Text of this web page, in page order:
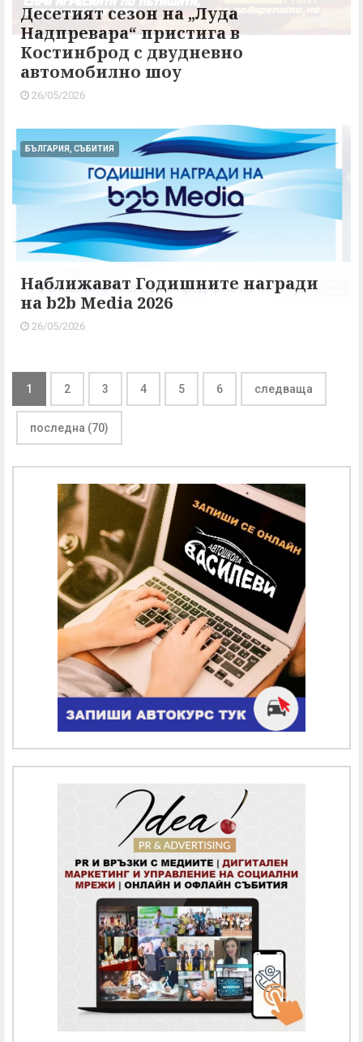
Десетият сезон на „Луда
Надпревара“ пристига в
Костинброд с двудневно
автомобилно шоу
26/05/2026
БЪЛГАРИЯ, СЪБИТИЯ
Наближават Годишните награди
на b2b Media 2026
26/05/2026
1 2 3 4 5 6 следваща
последна (70)